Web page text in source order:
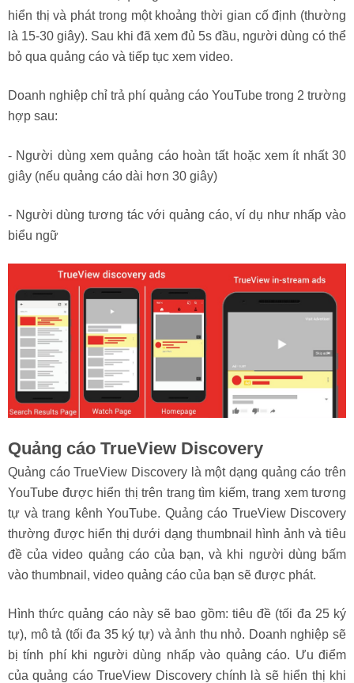
hiển thị và phát trong một khoảng thời gian cố định (thường
là 15-30 giây). Sau khi đã xem đủ 5s đầu, người dùng có thể
bỏ qua quảng cáo và tiếp tục xem video.
Doanh nghiệp chỉ trả phí quảng cáo YouTube trong 2 trường
hợp sau:
- Người dùng xem quảng cáo hoàn tất hoặc xem ít nhất 30
giây (nếu quảng cáo dài hơn 30 giây)
- Người dùng tương tác với quảng cáo, ví dụ như nhấp vào
biểu ngữ
Quảng cáo TrueView Discovery
Quảng cáo TrueView Discovery là một dạng quảng cáo trên
YouTube được hiển thị trên trang tìm kiếm, trang xem tương
tự và trang kênh YouTube. Quảng cáo TrueView Discovery
thường được hiển thị dưới dạng thumbnail hình ảnh và tiêu
đề của video quảng cáo của bạn, và khi người dùng bấm
vào thumbnail, video quảng cáo của bạn sẽ được phát.
Hình thức quảng cáo này sẽ bao gồm: tiêu đề (tối đa 25 ký
tự), mô tả (tối đa 35 ký tự) và ảnh thu nhỏ. Doanh nghiệp sẽ
bị tính phí khi người dùng nhấp vào quảng cáo. Ưu điểm
của quảng cáo TrueView Discovery chính là sẽ hiển thị khi